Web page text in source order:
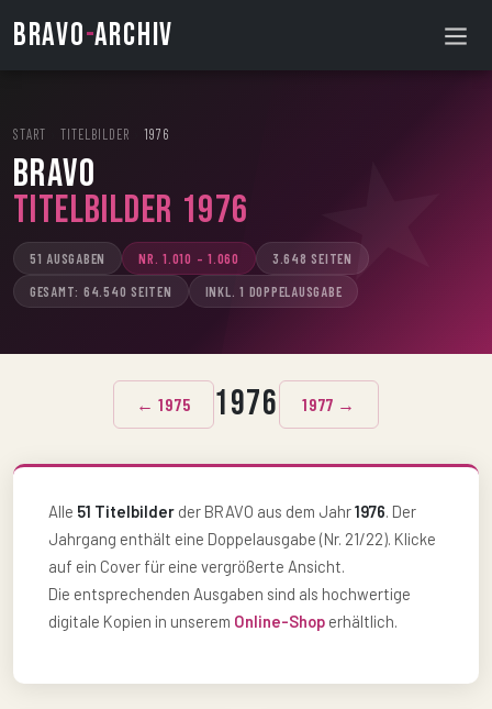
BRAVO-ARCHIV
START TITELBILDER 1976
BRAVO
Titelbilder 1976
51 AUSGABEN NR. 1.010 – 1.060 3.648 SEITEN
GESAMT: 64.540 SEITEN INKL. 1 DOPPELAUSGABE
← 1975 1976 1977 →
Alle 51 Titelbilder der BRAVO aus dem Jahr1976. Der
Jahrgang enthält eine Doppelausgabe (Nr. 21/22). Klicke
auf ein Cover für eine vergrößerte Ansicht.
Die entsprechenden Ausgaben sind als hochwertige
digitale Kopien in unserem Online-Shop erhältlich.